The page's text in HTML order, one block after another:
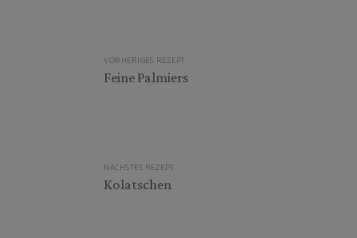
VORHERIGES REZEPT
Feine Palmiers
NÄCHSTES REZEPT
Kolatschen